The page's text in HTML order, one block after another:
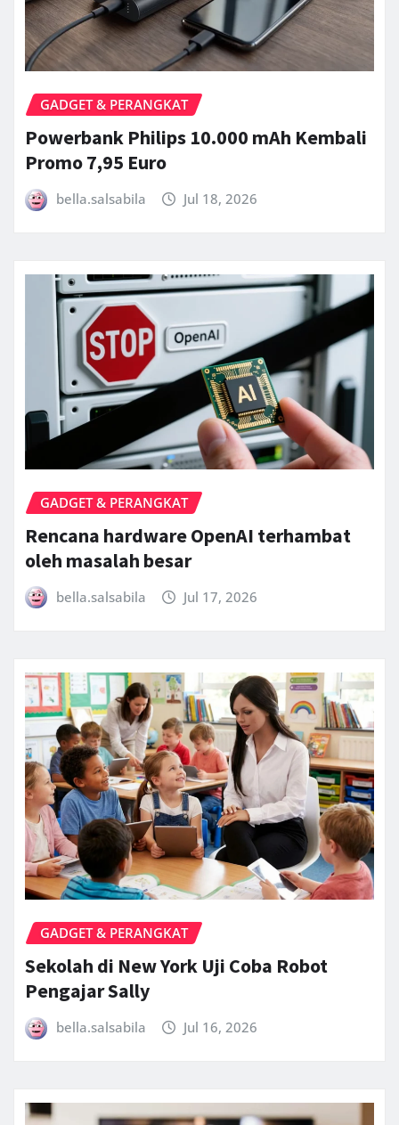
GADGET & PERANGKAT
Powerbank Philips 10.000 mAh Kembali
Promo 7,95 Euro
bella.salsabila Jul 18, 2026
GADGET & PERANGKAT
Rencana hardware OpenAI terhambat
oleh masalah besar
bella.salsabila Jul 17, 2026
GADGET & PERANGKAT
Sekolah di New York Uji Coba Robot
Pengajar Sally
bella.salsabila Jul 16, 2026